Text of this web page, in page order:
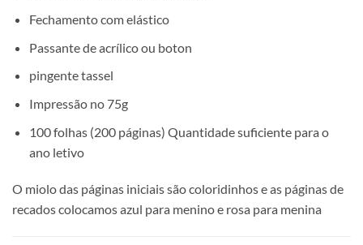
Fechamento com elástico
Passante de acrílico ou boton
pingente tassel
Impressão no 75g
100 folhas (200 páginas) Quantidade suficiente para o
ano letivo
O miolo das páginas iniciais são coloridinhos e as páginas de
recados colocamos azul para menino e rosa para menina